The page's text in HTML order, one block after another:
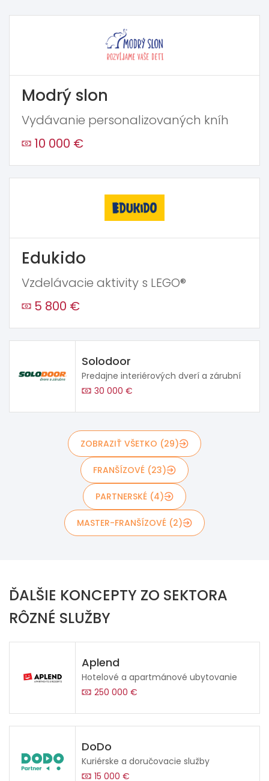
Modrý slon
Vydávanie personalizovaných kníh
10 000 €
Edukido
Vzdelávacie aktivity s LEGO®
5 800 €
Solodoor
Predajne interiérových dverí a zárubní
30 000 €
ZOBRAZIŤ VŠETKO (29)
FRANŠÍZOVÉ (23)
PARTNERSKÉ (4)
MASTER-FRANŠÍZOVÉ (2)
ĎALŠIE KONCEPTY ZO SEKTORA
RÔZNÉ SLUŽBY
Aplend
Hotelové a apartmánové ubytovanie
250 000 €
DoDo
Kuriérske a doručovacie služby
15 000 €